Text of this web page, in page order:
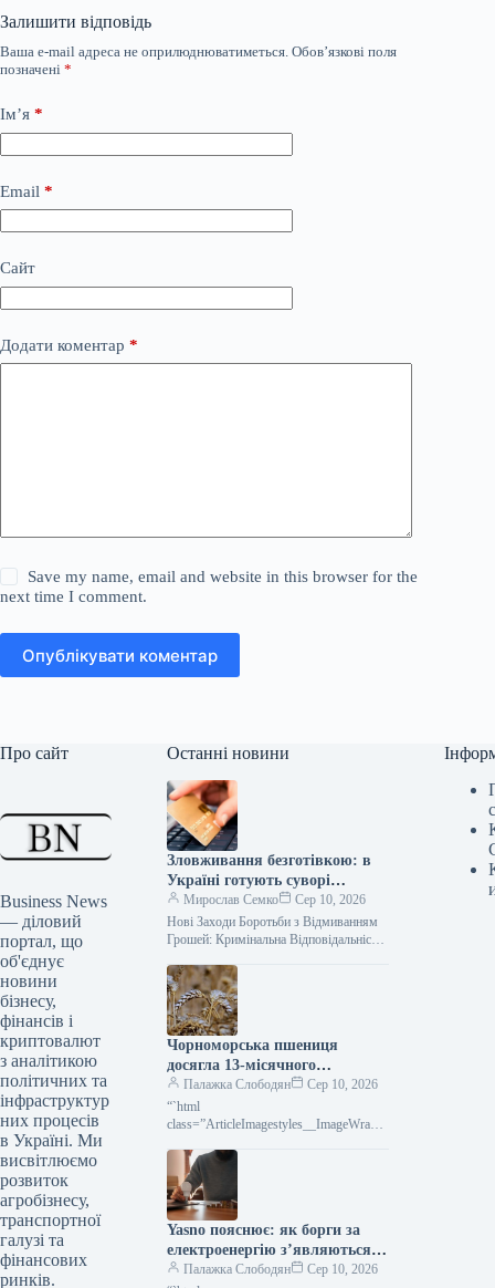
Залишити відповідь
Ваша e-mail адреса не оприлюднюватиметься. Обов’язкові поля
позначені *
Ім’я *
Email *
Сайт
Додати коментар *
Save my name, email and website in this browser for the
next time I comment.
Опублікувати коментар
Про сайт
Business News
— діловий
портал, що
об'єднує
новини
бізнесу,
фінансів і
криптовалют
з аналітикою
політичних та
інфраструктур
них процесів
в Україні. Ми
висвітлюємо
розвиток
агробізнесу,
транспортної
галузі та
фінансових
ринків.
Останні новини
Зловживання безготівкою: в
Україні готують суворі
покарання для шахраїв
Мирослав Семко
Сер 10, 2026
Нові Заходи Боротьби з Відмиванням
Грошей: Кримінальна Відповідальність
Українська фінансова система робить
рішучі кроки для протидії
Чорноморська пшениця
досягла 13-місячного
мінімуму: ціни стрімко
падають
Палажка Слободян
Сер 10, 2026
“`html
class=”ArticleImagestyles__ImageWrappe
чорноморську пшеницю досягли
найнижчої позначки за останній
рікПоказник Platts Milling
Yasno пояснює: як борги за
електроенергію з’являються,
навіть якщо вас немає вдома
Палажка Слободян
Сер 10, 2026